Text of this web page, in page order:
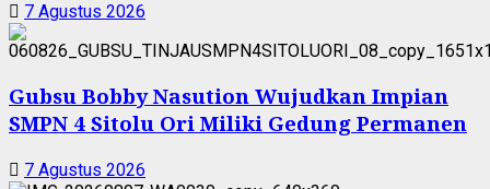
7 Agustus 2026
Gubsu Bobby Nasution Wujudkan Impian
SMPN 4 Sitolu Ori Miliki Gedung Permanen
7 Agustus 2026